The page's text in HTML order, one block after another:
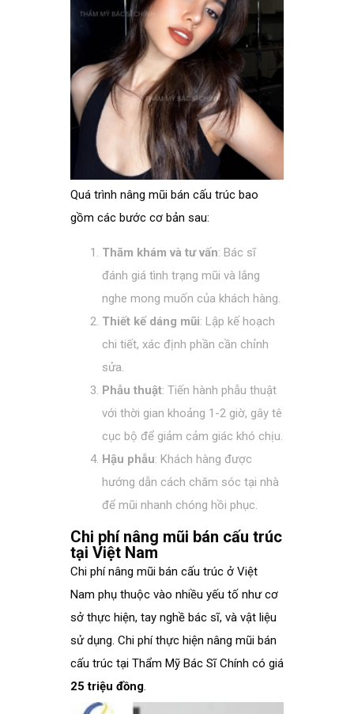
Quá trình nâng mũi bán cấu trúc bao
gồm các bước cơ bản sau:
Thăm khám và tư vấn: Bác sĩ
đánh giá tình trạng mũi và lắng
nghe mong muốn của khách hàng.
Thiết kế dáng mũi: Lập kế hoạch
chi tiết, xác định phần cần chỉnh
sửa.
Phẫu thuật: Tiến hành phẫu thuật
với thời gian khoảng 1-2 giờ, gây tê
cục bộ để giảm cảm giác khó chịu.
Hậu phẫu: Khách hàng được
hướng dẫn cách chăm sóc tại nhà
để mũi nhanh chóng hồi phục.
Chi phí nâng mũi bán cấu trúc
tại Việt Nam
Chi phí nâng mũi bán cấu trúc ở Việt
Nam phụ thuộc vào nhiều yếu tố như cơ
sở thực hiện, tay nghề bác sĩ, và vật liệu
sử dụng. Chi phí thực hiện nâng mũi bán
cấu trúc tại Thẩm Mỹ Bác Sĩ Chính có giá
25 triệu đồng.